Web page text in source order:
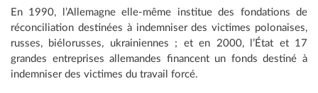
En 1990, l’Allemagne elle-même institue des fondations de
réconciliation destinées à indemniser des victimes polonaises,
russes, biélorusses, ukrainiennes ; et en 2000, l’État et 17
grandes entreprises allemandes financent un fonds destiné à
indemniser des victimes du travail forcé.